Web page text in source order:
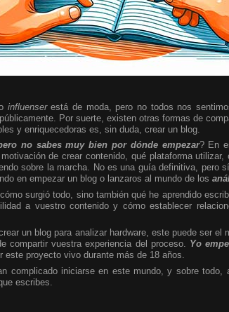
influenserestá de moda, pero no todos nos
Por suerte, existen otras formas de
y enriquecedoras es, sin duda, crear un blog.
no sabes muy bien por dónde empezar? En
de crear contenido, qué plataforma
sobre la marcha. No es una guía definitiva, pero
en empezar un blog o lanzaros al mundo de los
surgió todo, sino también qué he aprendido
a vuestro contenido y cómo establecer
un blog para analizar hardware, este puede ser el
compartir vuestra experiencia del proceso. Yo
este proyecto vivo durante más de 18 años.
complicado iniciarse en este mundo, y sobre todo,
escribes.